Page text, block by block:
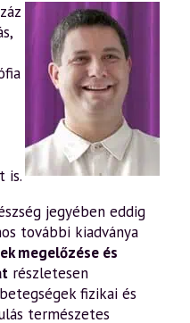
is.
jegyében eddig
további kiadványa
megelőzése és
részletesen
fizikai és
természetes